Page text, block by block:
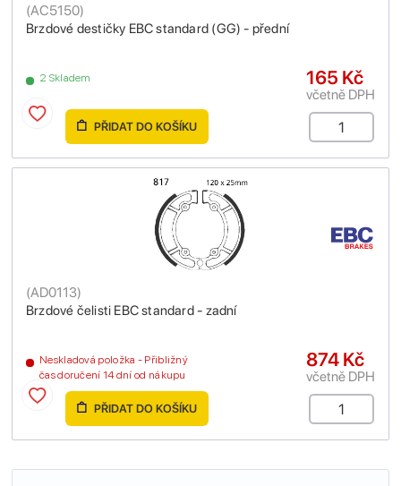
Brzdové destičky EBC standard (GG) - přední
(AC5150)
2 Skladem 165 Kč
včetně DPH
PŘIDAT DO KOŠÍKU
Brzdové čelisti EBC standard - zadní
(AD0113)
Neskladová položka - Přibližný
čas doručení 14 dní od nákupu
874 Kč
včetně DPH
PŘIDAT DO KOŠÍKU